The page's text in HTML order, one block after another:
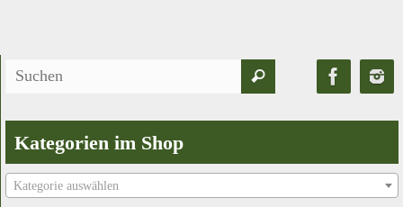
Suchen
Kategorien im Shop
Kategorie auswählen